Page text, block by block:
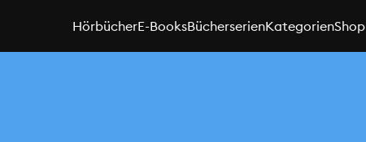
HörbücherE-BooksBücherserienKategorienShop